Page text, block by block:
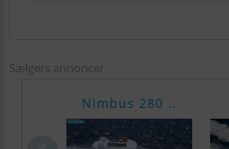
Sælgers annoncer
Nimbus 280 ..